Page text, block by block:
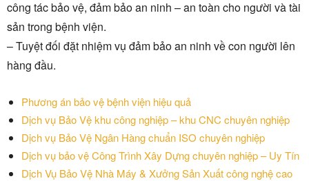
công tác bảo vệ, đảm bảo an ninh – an toàn cho người và tài
sản trong bệnh viện.
– Tuyệt đối đặt nhiệm vụ đảm bảo an ninh về con người lên
hàng đầu.
Phương án bảo vệ bệnh viện hiệu quả
Dịch vụ Bảo Vệ khu công nghiệp – khu CNC chuyên nghiệp
Dịch vụ Bảo Vệ Ngân Hàng chuẩn ISO chuyên nghiệp
Dịch vụ bảo vệ Công Trình Xây Dựng chuyên nghiệp – Uy Tín
Dịch Vụ Bảo Vệ Nhà Máy & Xưởng Sản Xuất công nghệ cao